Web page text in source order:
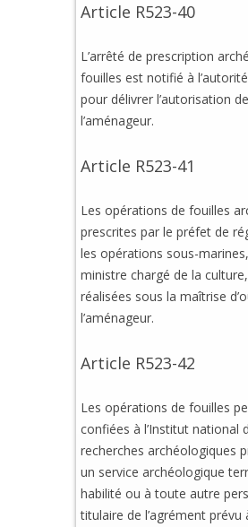
Article R523-40
L’arrêté de prescription
fouilles est notifié à
pour délivrer l’autorisation
l’aménageur.
Article R523-41
Les opérations de fouilles
prescrites par le préfet de
les opérations sous-
ministre chargé de la
réalisées sous la maîtrise
l’aménageur.
Article R523-42
Les opérations de fouilles
confiées à l’Institut national
recherches archéologiques
un service archéologique
habilité ou à toute autre
titulaire de l’agrément prévu